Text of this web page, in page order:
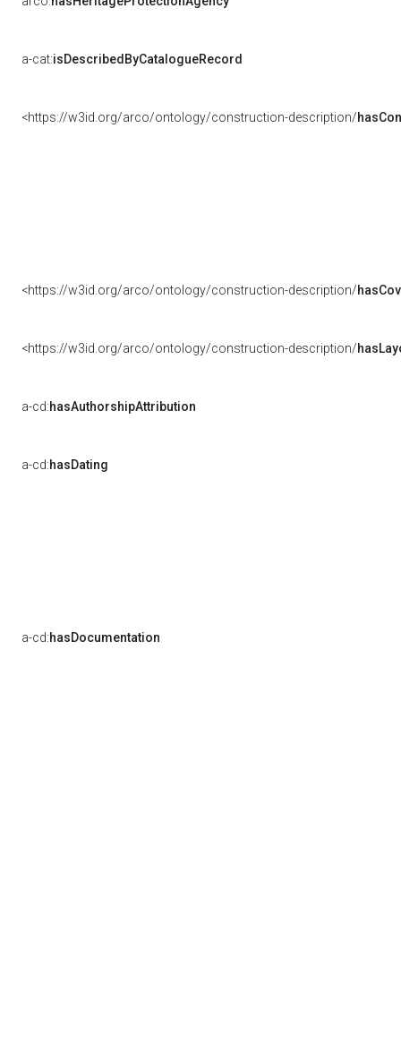
a-cat:isDescribedByCatalogueRecord
<https://w3id.org/arco/ontology/construction-description/
<https://w3id.org/arco/ontology/construction-description/
<https://w3id.org/arco/ontology/construction-description/
a-cd:hasAuthorshipAttribution
a-cd:hasDating
a-cd:hasDocumentation